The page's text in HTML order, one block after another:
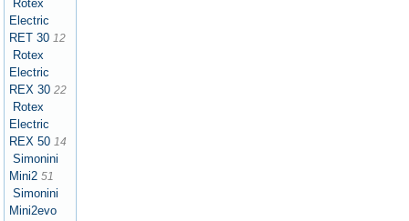
Rotex
Electric
RET 30 12
Rotex
Electric
REX 30 22
Rotex
Electric
REX 50 14
Simonini
Mini2 51
Simonini
Mini2evo